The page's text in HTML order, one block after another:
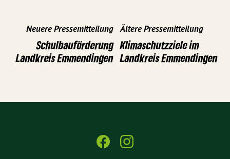
Neuere Pressemitteilung
Schulbauförderung
Landkreis Emmendingen
Ältere Pressemitteilung
Klimaschutzziele im
Landkreis Emmendingen